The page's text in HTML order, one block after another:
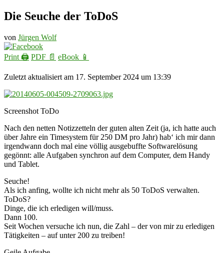
Die Seuche der ToDoS
von Jürgen Wolf
Print 🖨 PDF 📄 eBook 📱
Zuletzt aktualisiert am 17. September 2024 um 13:39
Screenshot ToDo
Nach den netten Notizzetteln der guten alten Zeit (ja, ich hatte auch
über Jahre ein Timesystem für 250 DM pro Jahr) hab‘ ich mir dann
irgendwann doch mal eine völlig ausgebuffte Softwarelösung
gegönnt: alle Aufgaben synchron auf dem Computer, dem Handy
und Tablet.
Seuche!
Als ich anfing, wollte ich nicht mehr als 50 ToDoS verwalten.
ToDoS?
Dinge, die ich erledigen will/muss.
Dann 100.
Seit Wochen versuche ich nun, die Zahl – der von mir zu erledigen
Tätigkeiten – auf unter 200 zu treiben!